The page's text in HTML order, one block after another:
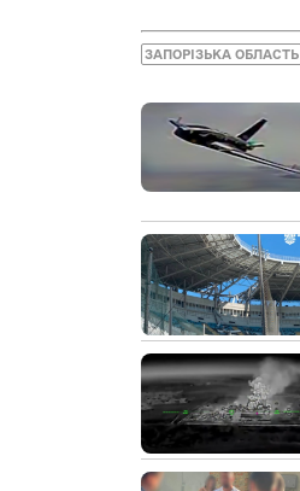
ЗАПОРІЗЬКА ОБЛАСТЬ